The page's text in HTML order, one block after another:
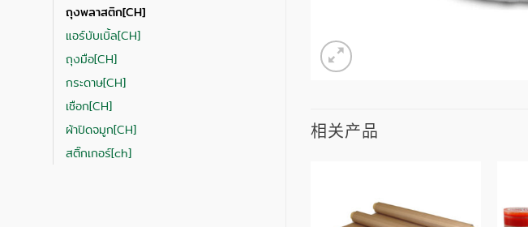
ถุงพลาสติก[CH]
แอร์บับเบิ้ล[CH]
ถุงมือ[CH]
กระดาษ[CH]
เชือก[CH]
ผ้าปิดจมูก[CH]
สติ๊กเกอร์[ch]
相关产品